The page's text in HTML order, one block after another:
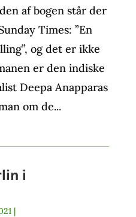
af bogen står der
Times: ”En
og det er ikke
er den indiske
Deepa Anapparas
om de...
i
|